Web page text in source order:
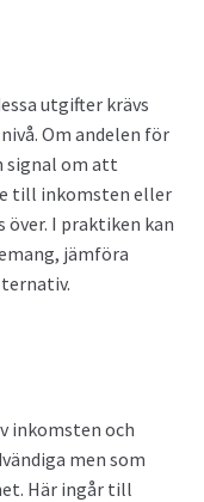
utgifter krävs
Om andelen för
signal om att
till inkomsten eller
över. I praktiken kan
jämföra
inkomsten och
men som
Här ingår till